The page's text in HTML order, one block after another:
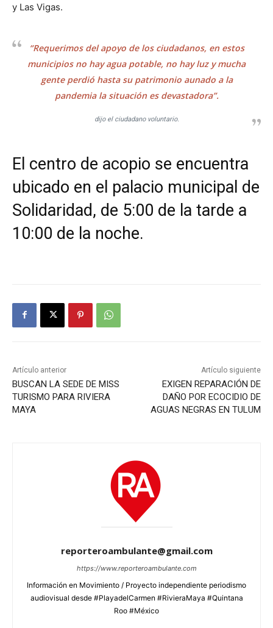
y Las Vigas.
“Requerimos del apoyo de los ciudadanos, en estos
municipios no hay agua potable, no hay luz y mucha
gente perdió hasta su patrimonio aunado a la
pandemia la situación es devastadora”.
dijo el ciudadano voluntario.
El centro de acopio se encuentra
ubicado en el palacio municipal de
Solidaridad, de 5:00 de la tarde a
10:00 de la noche.
Artículo anterior
BUSCAN LA SEDE DE MISS
TURISMO PARA RIVIERA
MAYA
Artículo siguiente
EXIGEN REPARACIÓN DE
DAÑO POR ECOCIDIO DE
AGUAS NEGRAS EN TULUM
reporteroambulante@gmail.com
https://www.reporteroambulante.com
Información en Movimiento / Proyecto independiente periodismo
audiovisual desde #PlayadelCarmen #RivieraMaya #Quintana
Roo #México